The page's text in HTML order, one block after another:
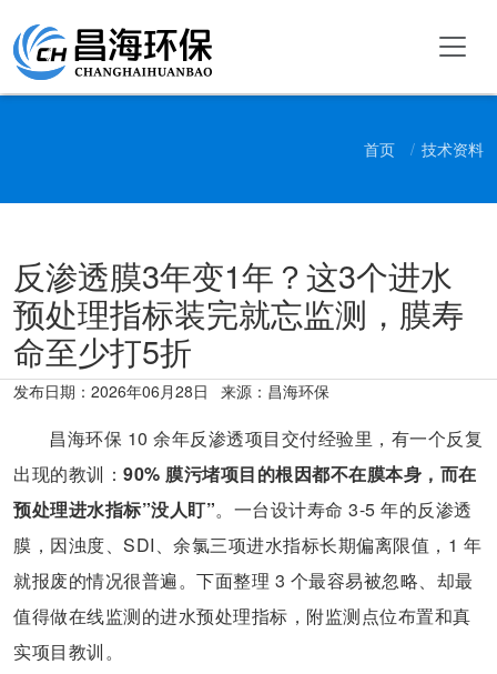
首页 技术资料
反渗透膜3年变1年？这3个进水
预处理指标装完就忘监测，膜寿
命至少打5折
发布日期： 2026年06月28日 来源：昌海环保
昌海环保 10 余年反渗透项目交付经验里，有一个反复
出现的教训： 90% 膜污堵项目的根因都不在膜本身，而在
预处理进水指标”没人盯”。一台设计寿命 3-5 年的反渗透
膜，因浊度、SDI、余氯三项进水指标长期偏离限值，1 年
就报废的情况很普遍。下面整理 3 个最容易被忽略、却最
值得做在线监测的进水预处理指标，附监测点位布置和真
实项目教训。